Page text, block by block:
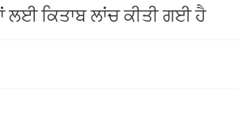
ਲਈ ਕਿਤਾਬ ਲਾਂਚ ਕੀਤੀ ਗਈ ਹੈ